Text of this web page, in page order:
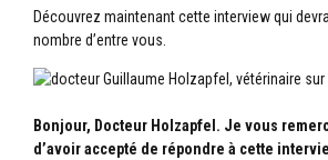
Découvrez maintenant cette interview qui
nombre d’entre vous.
Bonjour, Docteur Holzapfel. Je vous
d’avoir accepté de répondre à cette